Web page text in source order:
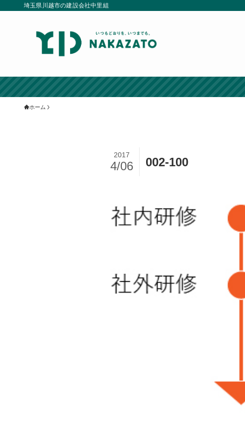
埼玉県川越市の建設会社中里組
ホーム
002-100
2017
4/06